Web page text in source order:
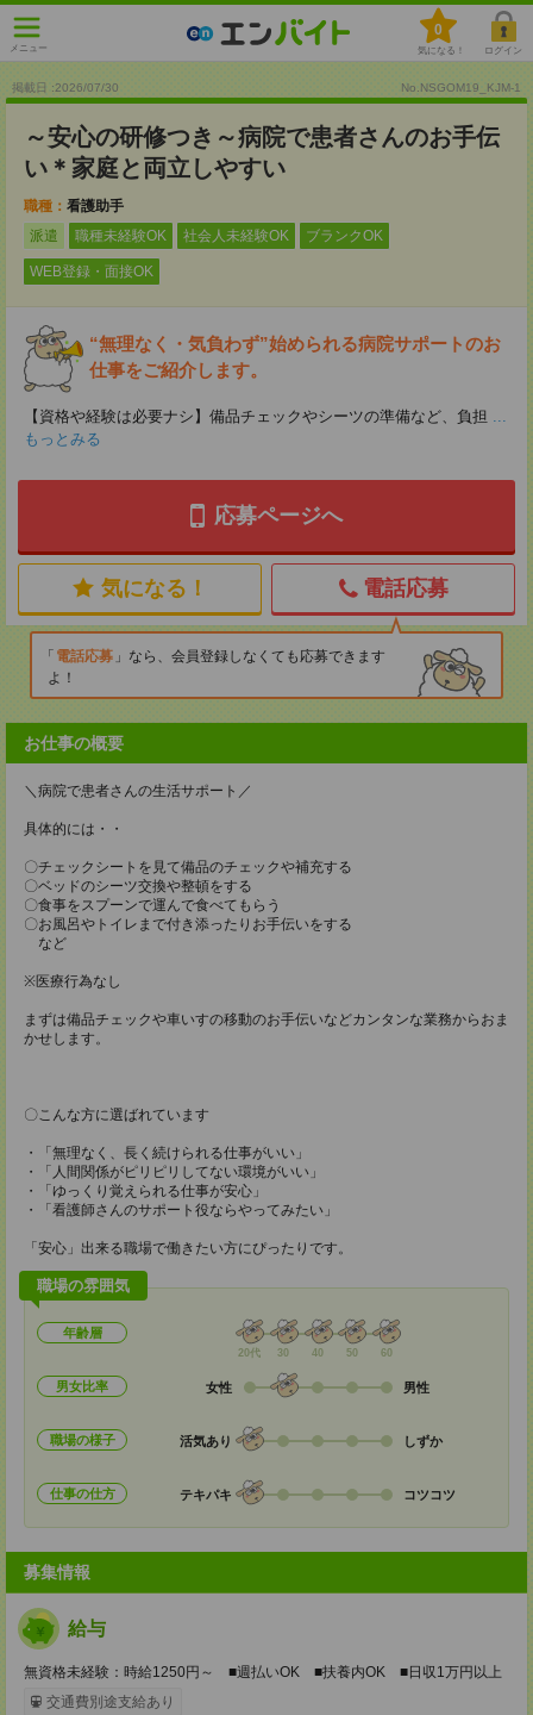
メニュー
0
気になる！ ログイン
掲載日 :2026/07/30 No.NSGOM19_KJM-1
～安心の研修つき～病院で患者さんのお手伝
い＊家庭と両立しやすい
職種： 看護助手
派遣
職種未経験OK 社会人未経験OK ブランクOK
WEB登録・面接OK
“無理なく・気負わず”始められる病院サポートのお
仕事をご紹介します。
【資格や経験は必要ナシ】備品チェックやシーツの準備など、負担 ...
もっとみる
応募ページへ
気になる！ 電話応募
電話応募
なら、会員登録しなくても応募できます
よ！
お仕事の概要
＼病院で患者さんの生活サポート／
具体的には・・
〇チェックシートを見て備品のチェックや補充する
〇ベッドのシーツ交換や整頓をする
〇食事をスプーンで運んで食べてもらう
〇お風呂やトイレまで付き添ったりお手伝いをする
など
※医療行為なし
まずは備品チェックや車いすの移動のお手伝いなどカンタンな業務からおま
かせします。
〇こんな方に選ばれています
・「無理なく、長く続けられる仕事がいい」
・「人間関係がピリピリしてない環境がいい」
・「ゆっくり覚えられる仕事が安心」
・「看護師さんのサポート役ならやってみたい」
「安心」出来る職場で働きたい方にぴったりです。
職場の雰囲気
年齢層
20代 30 40 50 60
男女比率 女性 男性
職場の様子 活気あり しずか
仕事の仕方 テキパキ コツコツ
募集情報
給与
無資格未経験：時給1250円～ ■週払いOK ■扶養内OK ■日収1万円以上
交通費別途支給あり